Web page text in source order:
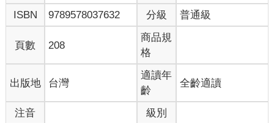
的路來耕耘，那就是我們要朝國際品牌的規格來經營公司的商
品，希望把時尚也能很親民的理念傳達出去，但絕對不打價格
戰。畢竟要讓一間公司長久營運下去，合理的利潤有其必要性，
讓消費者不用花大錢，就能將流行元素穿上身，將流行的東西，
快速變成商品！這不只是消費者想要的，更是天母嚴選正在做的
事，成為銷售女裝的知名網路店家，這從來就不是我們的目標。
我們想做的是打造一支有影響力的台灣品牌，或許礙於台灣整體
成衣廠萎縮的現實環境，我們無法做到MadeInTaiwan，但是，我
們期許能做到CreateInTaiwan！」我滔滔不絕地說。
ISBN
9789578037632 分級 普通級
頁數 208
商品規
格
出版地 台灣
適讀年
齡
全齡適讀
注音 級別